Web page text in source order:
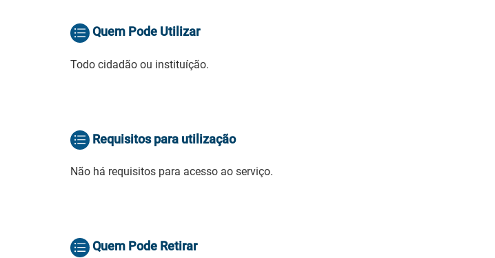
Quem Pode Utilizar
Todo cidadão ou instituíção.
Requisitos para utilização
Não há requisitos para acesso ao serviço.
Quem Pode Retirar